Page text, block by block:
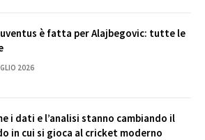
è fatta per Alajbegovic: tutte le
2026
i dati e l’analisi stanno cambiando il
in cui si gioca al cricket moderno